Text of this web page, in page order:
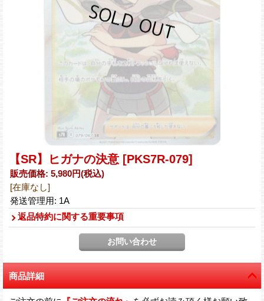
【SR】ヒガナの決意 [PKS7R-079]
販売価格: 5,980円(税込)
[在庫なし]
発送管理用: 1A
返品特約に関する重要事項
商品詳細